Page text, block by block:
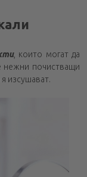
, които могат да
нежни почистващи
изсушават.